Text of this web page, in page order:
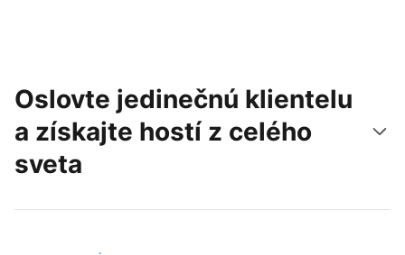
Oslovte jedinečnú klientelu
a získajte hostí z celého
sveta